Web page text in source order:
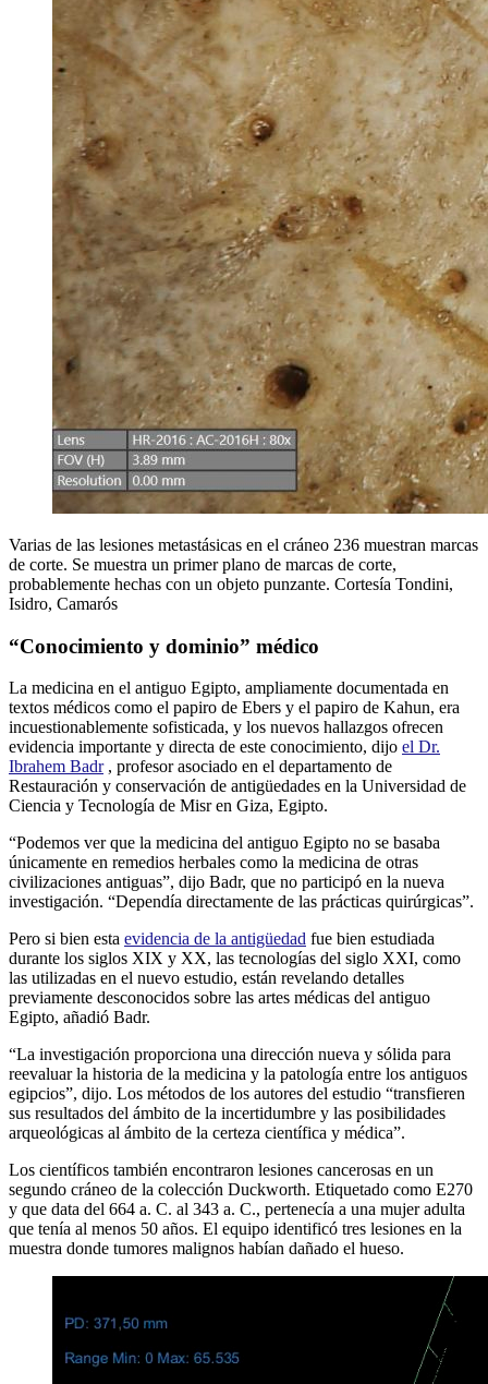
Varias de las lesiones metastásicas en el cráneo 236 muestran marcas
de corte. Se muestra un primer plano de marcas de corte,
probablemente hechas con un objeto punzante. Cortesía Tondini,
Isidro, Camarós
“Conocimiento y dominio” médico
La medicina en el antiguo Egipto, ampliamente documentada en
textos médicos como el papiro de Ebers y el papiro de Kahun, era
incuestionablemente sofisticada, y los nuevos hallazgos ofrecen
evidencia importante y directa de este conocimiento, dijo el Dr.
Ibrahem Badr, profesor asociado en el departamento de
Restauración y conservación de antigüedades en la Universidad de
Ciencia y Tecnología de Misr en Giza, Egipto.
“Podemos ver que la medicina del antiguo Egipto no se basaba
únicamente en remedios herbales como la medicina de otras
civilizaciones antiguas”, dijo Badr, que no participó en la nueva
investigación. “Dependía directamente de las prácticas quirúrgicas”.
Pero si bien esta evidencia de la antigüedad fue bien estudiada
durante los siglos XIX y XX, las tecnologías del siglo XXI, como
las utilizadas en el nuevo estudio, están revelando detalles
previamente desconocidos sobre las artes médicas del antiguo
Egipto, añadió Badr.
“La investigación proporciona una dirección nueva y sólida para
reevaluar la historia de la medicina y la patología entre los antiguos
egipcios”, dijo. Los métodos de los autores del estudio “transfieren
sus resultados del ámbito de la incertidumbre y las posibilidades
arqueológicas al ámbito de la certeza científica y médica”.
Los científicos también encontraron lesiones cancerosas en un
segundo cráneo de la colección Duckworth. Etiquetado como E270
y que data del 664 a. C. al 343 a. C., pertenecía a una mujer adulta
que tenía al menos 50 años. El equipo identificó tres lesiones en la
muestra donde tumores malignos habían dañado el hueso.